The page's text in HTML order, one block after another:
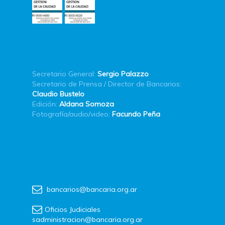
Secretario General: Sergio Palazzo
Secretario de Prensa / Director de Bancarios:
Claudio Bustelo
Edición: Aldana Somoza
Fotografía/audio/video: Facundo Peña
bancarios@bancaria.org.ar
Oficios Judiciales
sadministracion@bancaria.org.ar